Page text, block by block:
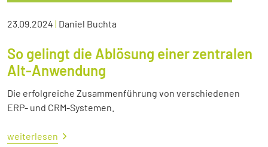
23.09.2024 | Daniel Buchta
So gelingt die Ablösung einer zentralen
Alt-Anwendung
Die erfolgreiche Zusammenführung von verschiedenen
ERP- und CRM-Systemen.
weiterlesen